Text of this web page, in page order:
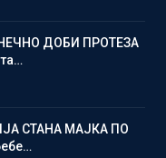
ДОБИ ПРОТЕЗА
СТАНА МАЈКА ПО